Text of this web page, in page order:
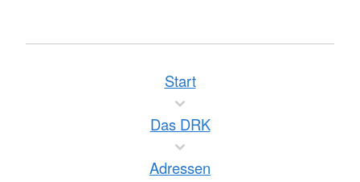
Start
Das DRK
Adressen